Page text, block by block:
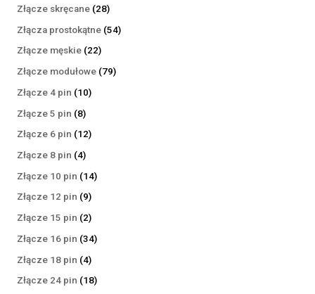
Złącze skręcane 2828
produktów
Złącza prostokątne 5454
Złącze męskie 2222
produkty
Złącze modułowe 7979
Złącze 4 pin 1010
Złącze 5 pin 88
produktów
Złącze 6 pin 1212
Złącze 8 pin 44
produkty
Złącze 10 pin 1414
Złącze 12 pin 99
produktów
Złącze 15 pin 22
produkty
Złącze 16 pin 3434
Złącze 18 pin 44
produkty
Złącze 24 pin 1818